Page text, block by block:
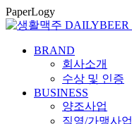
콘
텐
PaperLogy
BRAND
회사소개
수상 및 인증
BUSINESS
양조사업
직영/가맹사업